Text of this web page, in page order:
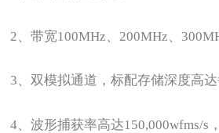
2 、带宽100MHz、200MHz、
3、双模拟通道，标配存储深度高达
4、波形捕获率高达150,000wfms/s